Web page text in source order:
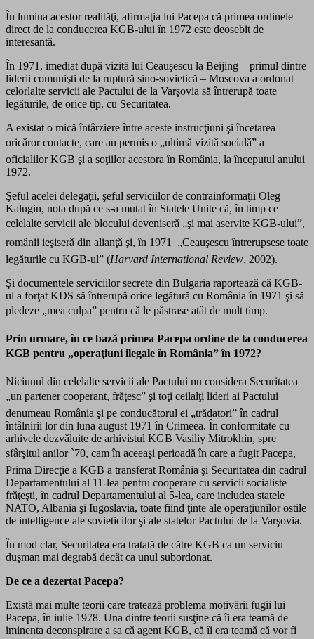
În lumina acestor realităţi, afirmaţia lui Pacepa că primea ordinele
direct de la conducerea KGB-ului în 1972 este deosebit de
interesantă.
În 1971, imediat după vizită lui Ceauşescu la Beijing – primul dintre
liderii comunişti de la ruptură sino-sovietică – Moscova a ordonat
celorlalte servicii ale Pactului de la Varşovia să întrerupă toate
legăturile, de orice tip, cu Securitatea.
A existat o mică întârziere între aceste instrucţiuni şi încetarea
oricăror contacte, care au permis o „ultimă vizită socială” a
oficialilor KGB şi a soţiilor acestora în România, la începutul anului
1972.
Şeful acelei delegaţii, şeful serviciilor de contrainformaţii Oleg
Kalugin, nota după ce s-a mutat în Statele Unite că, în timp ce
celelalte servicii ale blocului deveniseră „şi mai aservite KGB-ului”,
românii ieşiseră din alianţă şi, în 1971  „Ceauşescu întrerupsese toate
legăturile cu KGB-ul” (Harvard International Review, 2002).
Şi documentele serviciilor secrete din Bulgaria raportează că KGB-
ul a forţat KDS să întrerupă orice legătură cu România în 1971 şi să
pledeze „mea culpa” pentru că le păstrase atât de mult timp.
Prin urmare, în ce bază primea Pacepa ordine de la conducerea
KGB pentru „operaţiuni ilegale în România” în 1972?
Niciunul din celelalte servicii ale Pactului nu considera Securitatea
„un partener cooperant, frăţesc” şi toţi ceilalţi lideri ai Pactului
denumeau România şi pe conducătorul ei „trădatori” în cadrul
întâlnirii lor din luna august 1971 în Crimeea. În conformitate cu
arhivele dezvăluite de arhivistul KGB Vasiliy Mitrokhin, spre
sfârşitul anilor `70, cam în aceeaşi perioadă în care a fugit Pacepa,
Prima Direcţie a KGB a transferat România şi Securitatea din cadrul
Departamentului al 11-lea pentru cooperare cu servicii socialiste
frăţeşti, în cadrul Departamentului al 5-lea, care includea statele
NATO, Albania şi Iugoslavia, toate fiind ţinte ale operaţiunilor ostile
de intelligence ale sovieticilor şi ale statelor Pactului de la Varşovia.
În mod clar, Securitatea era tratată de către KGB ca un serviciu
duşman mai degrabă decât ca unul subordonat.
De ce a dezertat Pacepa?
Există mai multe teorii care tratează problema motivării fugii lui
Pacepa, în iulie 1978. Una dintre teorii susţine că îi era teamă de
iminenta deconspirare a sa că agent KGB, că îi era teamă că vor fi